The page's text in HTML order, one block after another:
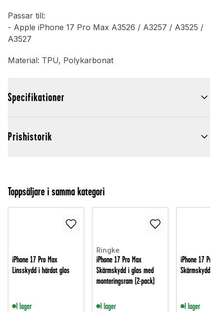
Passar till:
- Apple iPhone 17 Pro Max A3526 / A3257 / A3525 /
A3527
Material: TPU, Polykarbonat
Specifikationer
Prishistorik
Toppsäljare i samma kategori
iPhone 17 Pro Max
Linsskydd i härdat glas
I lager
Ringke
iPhone 17 Pro Max
Skärmskydd i glas med
monteringsram (2-pack)
I lager
iPhone 17 Pro
Skärmskydd i
I lager